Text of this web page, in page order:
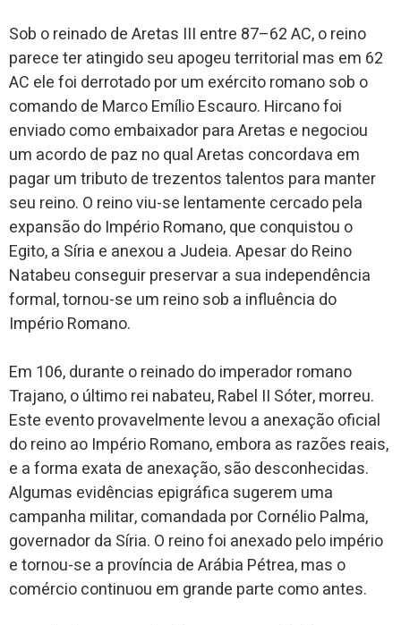
Sob o reinado de Aretas III entre 87–62 AC, o reino
parece ter atingido seu apogeu territorial mas em 62
AC ele foi derrotado por um exército romano sob o
comando de Marco Emílio Escauro. Hircano foi
enviado como embaixador para Aretas e negociou
um acordo de paz no qual Aretas concordava em
pagar um tributo de trezentos talentos para manter
seu reino. O reino viu-se lentamente cercado pela
expansão do Império Romano, que conquistou o
Egito, a Síria e anexou a Judeia. Apesar do Reino
Natabeu conseguir preservar a sua independência
formal, tornou-se um reino sob a influência do
Império Romano.
Em 106, durante o reinado do imperador romano
Trajano, o último rei nabateu, Rabel II Sóter, morreu.
Este evento provavelmente levou a anexação oficial
do reino ao Império Romano, embora as razões reais,
e a forma exata de anexação, são desconhecidas.
Algumas evidências epigráfica sugerem uma
campanha militar, comandada por Cornélio Palma,
governador da Síria. O reino foi anexado pelo império
e tornou-se a província de Arábia Pétrea, mas o
comércio continuou em grande parte como antes.